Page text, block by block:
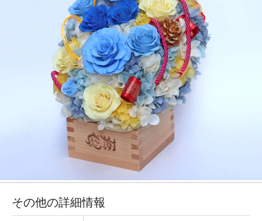
その他の詳細情報